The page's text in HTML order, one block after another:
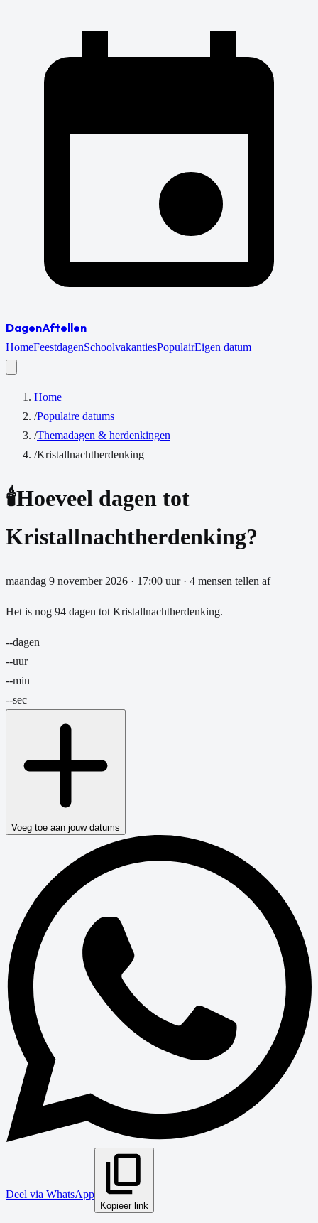
DagenAftellen
HomeFeestdagenSchoolvakantiesPopulairEigen datum
Home
/Populaire datums
/Themadagen & herdenkingen
/Kristallnachtherdenking
🕯️Hoeveel dagen tot
Kristallnachtherdenking?
maandag 9 november 2026 · 17:00 uur· 4 mensen tellen af
Het is nog 94 dagen tot Kristallnachtherdenking.
--dagen
--uur
--min
--sec
Voeg toe aan jouw datums
Deel via WhatsApp
Kopieer link